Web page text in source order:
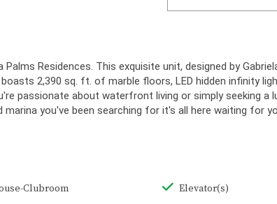
Residences. This exquisite unit, designed by
2,390 sq. ft. of marble floors, LED hidden infinity
passionate about waterfront living or simply seeking a
marina you've been searching for it's all here waiting for
Clubroom Elevator(s)